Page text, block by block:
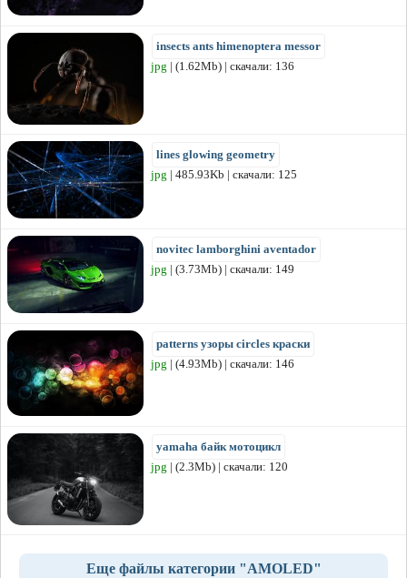
insects ants himenoptera messor
jpg | (1.62Mb) | скачали: 136
lines glowing geometry
jpg | 485.93Kb | скачали: 125
novitec lamborghini aventador
jpg | (3.73Mb) | скачали: 149
patterns узоры circles краски
jpg | (4.93Mb) | скачали: 146
yamaha байк мотоцикл
jpg | (2.3Mb) | скачали: 120
Еще файлы категории "AMOLED"